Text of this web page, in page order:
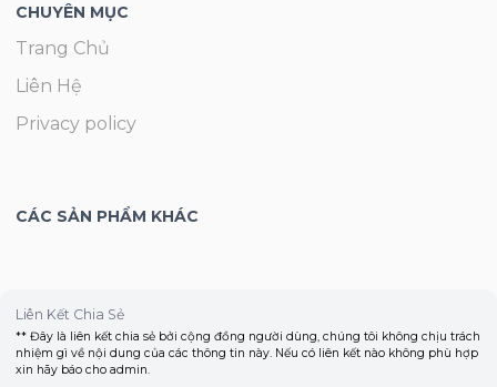
CHUYÊN MỤC
Trang Chủ
Liên Hệ
Privacy policy
CÁC SẢN PHẨM KHÁC
Liên Kết Chia Sẻ
** Đây là liên kết chia sẻ bởi cộng đồng người dùng, chúng tôi không chịu trách
nhiệm gì về nội dung của các thông tin này. Nếu có liên kết nào không phù hợp
xin hãy báo cho admin.